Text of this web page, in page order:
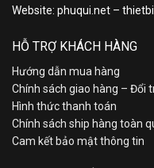
Website: phuqui.net –
HỖ TRỢ KHÁCH HÀNG
Hướng dẫn mua hàng
Chính sách giao hàng – Đổi
Hình thức thanh toán
Chính sách ship hàng toàn
Cam kết bảo mật thông tin